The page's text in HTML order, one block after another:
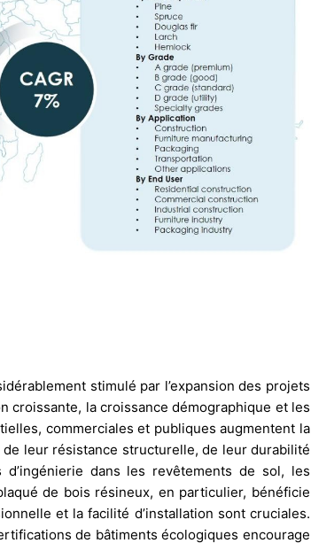
stimulé par l’expansion des projets
croissante, la croissance démographique et les
commerciales et publiques augmentent la
leur résistance structurelle, de leur durabilité
dans les revêtements de sol, les
de bois résineux, en particulier, bénéficie
et la facilité d’installation sont cruciales.
de bâtiments écologiques encourage